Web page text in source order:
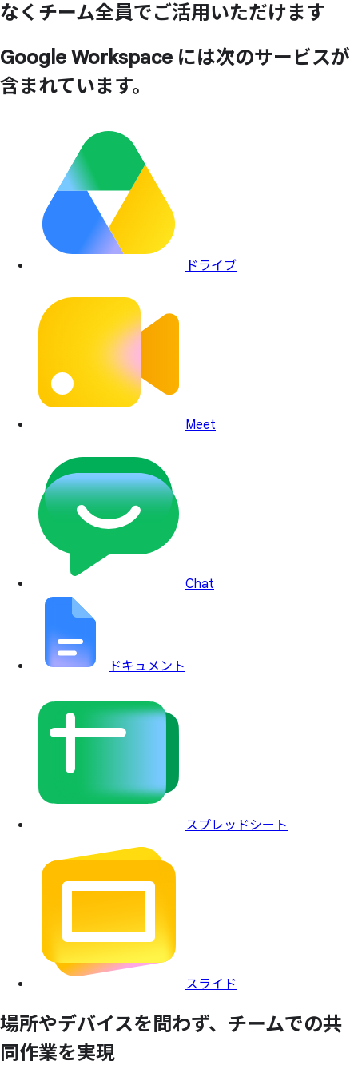
なく チーム全員でご活用いただけます
Google Workspace には次のサービスが
含まれています。
ドライブ
Meet
Chat
ドキュメント
スプレッドシート
スライド
場所やデバイスを 問わず、 チームでの共
同作業を実現